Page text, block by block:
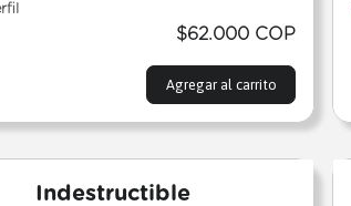
$62.000 COP
Agregar al carrito
Indestructible